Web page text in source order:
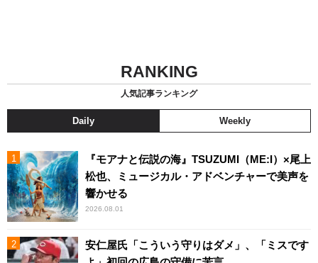
RANKING
人気記事ランキング
Daily Weekly
『モアナと伝説の海』TSUZUMI（ME:I）×尾上
松也、ミュージカル・アドベンチャーで美声を
響かせる
2026.08.01
安仁屋氏「こういう守りはダメ」、「ミスです